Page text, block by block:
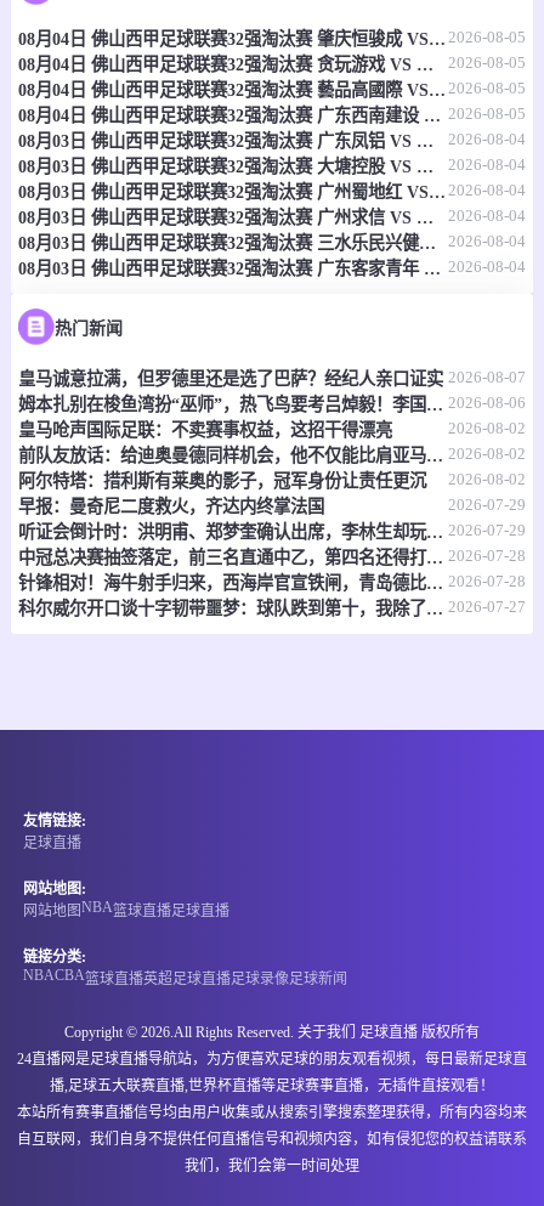
情报
塞尔超 08-09 00:00 直播中
伏伊伏丁那 0 - 0 苏杜利察
情报
塞尔甲 08-09 00:00 直播中
博尔1919
情报
塞尔甲 08-09 00:00 直播中
波拉斯 0 - 0 沃日多瓦茨
情报
塞尔甲 08-09 00:00 直播中
格拉菲卡贝尔格莱德
-
情报
塞尔甲 08-09 00:00 直播中
0 - 0
08月04日 佛山西甲足球联赛32强淘汰赛 肇庆恒骏成 VS 三七互娱 全场录像 2026-08-05
08月04日 佛山西甲足球联赛32强淘汰赛 贪玩游戏 VS 美的薪火 全场录像 2026-08-05
08月04日 佛山西甲足球联赛32强淘汰赛 藝品高國際 VS 湛江狂狼·粵辉能源 全场录像 2026-08-05
08月04日 佛山西甲足球联赛32强淘汰赛 广东西南建设 VS 香港圣徒 全场录像 2026-08-05
08月03日 佛山西甲足球联赛32强淘汰赛 广东凤铝 VS 湛江八部科技 全场录像 2026-08-04
08月03日 佛山西甲足球联赛32强淘汰赛 大塘控股 VS 茂名市点都得 全场录像 2026-08-04
08月03日 佛山西甲足球联赛32强淘汰赛 广州蜀地红 VS 广州戴拿模 全场录像 2026-08-04
08月03日 佛山西甲足球联赛32强淘汰赛 广州求信 VS 顺德新青年 全场录像 2026-08-04
08月03日 佛山西甲足球联赛32强淘汰赛 三水乐民兴健力宝 VS 中国澳门澳科精英 全场录像 2026-08-04
08月03日 佛山西甲足球联赛32强淘汰赛 广东客家青年 VS 广州英华思力U17 全场录像 2026-08-04
热门新闻
皇马诚意拉满，但罗德里还是选了巴萨？经纪人亲口证实 2026-08-07
姆本扎别在梭鱼湾扮“巫师”，热飞鸟要考吕焯毅！李国旭想双杀，全场再唱莎啦啦 2026-08-06
皇马呛声国际足联：不卖赛事权益，这招干得漂亮 2026-08-02
前队友放话：给迪奥曼德同样机会，他不仅能比肩亚马尔，还能超越他？ 2026-08-02
阿尔特塔：措利斯有莱奥的影子，冠军身份让责任更沉 2026-08-02
早报：曼奇尼二度救火，齐达内终掌法国 2026-07-29
听证会倒计时：洪明甫、郑梦奎确认出席，李林生却玩起了“缺席”戏码 2026-07-29
中冠总决赛抽签落定，前三名直通中乙，第四名还得打附加赛 2026-07-28
针锋相对！海牛射手归来，西海岸官宣铁闸，青岛德比倒计时 2026-07-28
科尔威尔开口谈十字韧带噩梦：球队跌到第十，我除了干瞪眼什么也做不了 2026-07-27
友情链接:
足球直播
网站地图:
网站地图NBA篮球直播足球直播
链接分类:
NBACBA篮球直播英超 足球直播足球录像 足球新闻
Copyright © 2026.All Rights Reserved. 关于我们 足球直播 版权所有
24直播网是足球直播导航站，为方便喜欢足球的朋友观看视频，每日最新足球直
播,足球五大联赛直播,世界杯直播等足球赛事直播，无插件直接观看！
本站所有赛事直播信号均由用户收集或从搜索引擎搜索整理获得，所有内容均来
自互联网，我们自身不提供任何直播信号和视频内容，如有侵犯您的权益请联系
我们，我们会第一时间处理